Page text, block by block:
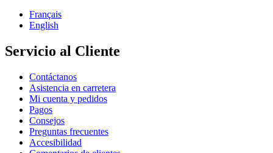
Français
English
Servicio al Cliente
Contáctanos
Asistencia en carretera
Mi cuenta y pedidos
Pagos
Consejos
Preguntas frecuentes
Accesibilidad